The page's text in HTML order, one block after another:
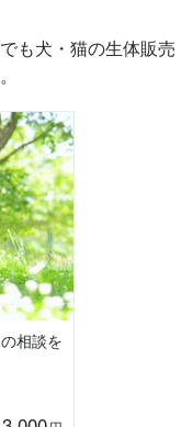
も犬・猫の生体販売
相談を